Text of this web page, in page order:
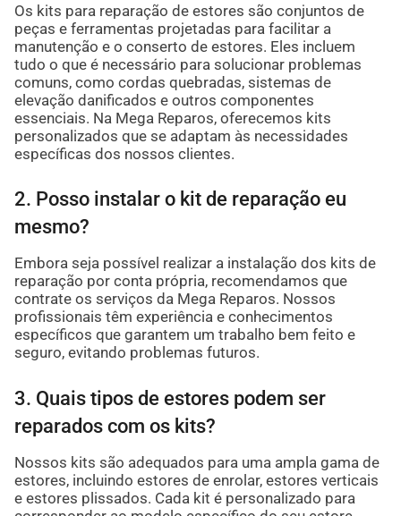
Os kits para reparação de estores são conjuntos de
peças e ferramentas projetadas para facilitar a
manutenção e o conserto de estores. Eles incluem
tudo o que é necessário para solucionar problemas
comuns, como cordas quebradas, sistemas de
elevação danificados e outros componentes
essenciais. Na Mega Reparos, oferecemos kits
personalizados que se adaptam às necessidades
específicas dos nossos clientes.
2. Posso instalar o kit de reparação eu
mesmo?
Embora seja possível realizar a instalação dos kits de
reparação por conta própria, recomendamos que
contrate os serviços da Mega Reparos. Nossos
profissionais têm experiência e conhecimentos
específicos que garantem um trabalho bem feito e
seguro, evitando problemas futuros.
3. Quais tipos de estores podem ser
reparados com os kits?
Nossos kits são adequados para uma ampla gama de
estores, incluindo estores de enrolar, estores verticais
e estores plissados. Cada kit é personalizado para